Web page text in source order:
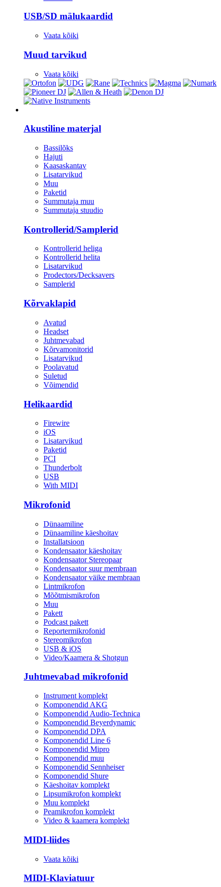
USB/SD mälukaardid
Vaata kõiki
Muud tarvikud
Vaata kõiki
Akustiline materjal
Bassilõks
Hajuti
Kaasaskantav
Lisatarvikud
Muu
Paketid
Summutaja muu
Summutaja stuudio
Kontrollerid/Samplerid
Kontrollerid heliga
Kontrollerid helita
Lisatarvikud
Prodectors/Decksavers
Samplerid
Kõrvaklapid
Avatud
Headset
Juhtmevabad
Kõrvamonitorid
Lisatarvikud
Poolavatud
Suletud
Võimendid
Helikaardid
Firewire
iOS
Lisatarvikud
Paketid
PCI
Thunderbolt
USB
With MIDI
Mikrofonid
Dünaamiline
Dünaamiline käeshoitav
Installatsioon
Kondensaator käeshoitav
Kondensaator Stereopaar
Kondensaator suur membraan
Kondensaator väike membraan
Lintmikrofon
Mõõtmismikrofon
Muu
Pakett
Podcast pakett
Reportermikrofonid
Stereomikrofon
USB & iOS
Video/Kaamera & Shotgun
Juhtmevabad mikrofonid
Instrument komplekt
Komponendid AKG
Komponendid Audio-Technica
Komponendid Beyerdynamic
Komponendid DPA
Komponendid Line 6
Komponendid Mipro
Komponendid muu
Komponendid Sennheiser
Komponendid Shure
Käeshoitav komplekt
Lipsumikrofon komplekt
Muu komplekt
Peamikrofon komplekt
Video & kaamera komplekt
MIDI-liides
Vaata kõiki
MIDI-Klaviatuur